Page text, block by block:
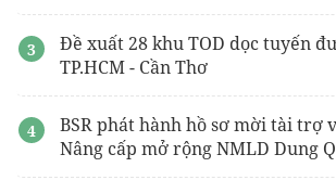
Đề xuất 28 khu TOD dọc tuyến
TP.HCM - Cần Thơ
BSR phát hành hồ sơ mời tài trợ
Nâng cấp mở rộng NMLD Dung